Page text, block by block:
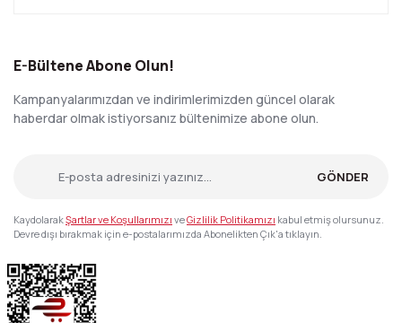
E-Bültene Abone Olun!
Kampanyalarımızdan ve indirimlerimizden güncel olarak
haberdar olmak istiyorsanız bültenimize abone olun.
GÖNDER
KaydolarakŞartlar ve Koşullarımızı veGizlilik Politikamızı kabul etmiş olursunuz.
Devre dışı bırakmak için e-postalarımızda Abonelikten Çık'a tıklayın.